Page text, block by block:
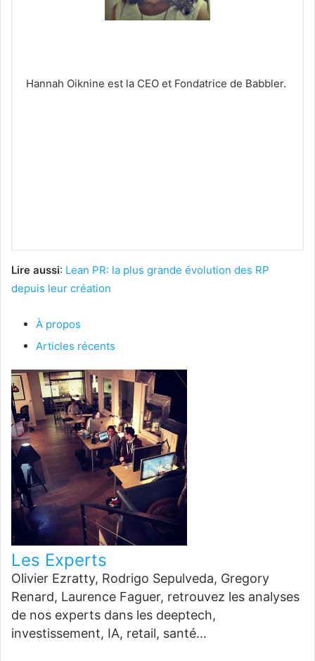
Hannah Oiknine est la CEO et Fondatrice de Babbler.
Lire aussi: Lean PR: la plus grande évolution des RP
depuis leur création
À propos
Articles récents
Les Experts
Olivier Ezratty, Rodrigo Sepulveda, Gregory
Renard, Laurence Faguer, retrouvez les analyses
de nos experts dans les deeptech,
investissement, IA, retail, santé...